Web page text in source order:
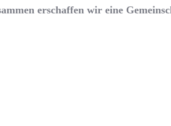
erschaffen wir eine